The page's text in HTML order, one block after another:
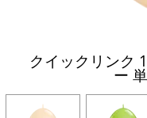
クイックリンク
ー